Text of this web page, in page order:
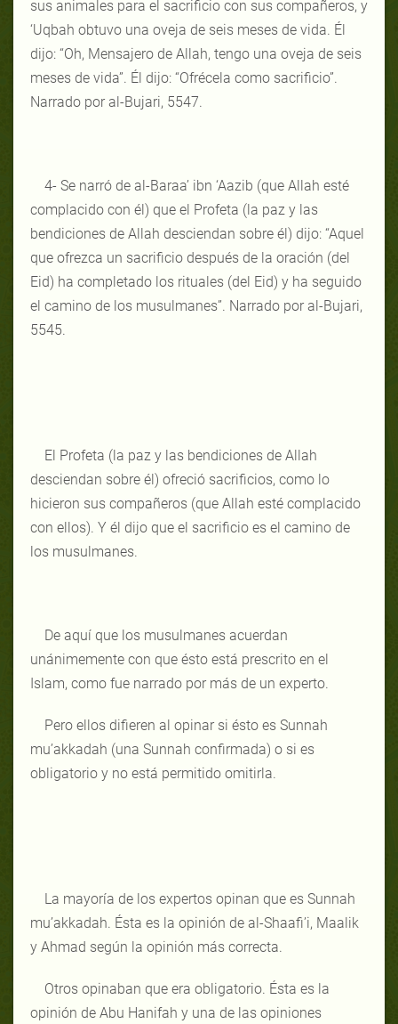
sus animales para el sacrificio con sus compañeros, y
‘Uqbah obtuvo una oveja de seis meses de vida. Él
dijo: “Oh, Mensajero de Allah, tengo una oveja de seis
meses de vida”. Él dijo: “Ofrécela como sacrificio”.
Narrado por al-Bujari, 5547.
4- Se narró de al-Baraa’ ibn ‘Aazib (que Allah esté
complacido con él) que el Profeta (la paz y las
bendiciones de Allah desciendan sobre él) dijo: “Aquel
que ofrezca un sacrificio después de la oración (del
Eid) ha completado los rituales (del Eid) y ha seguido
el camino de los musulmanes”. Narrado por al-Bujari,
5545.
El Profeta (la paz y las bendiciones de Allah
desciendan sobre él) ofreció sacrificios, como lo
hicieron sus compañeros (que Allah esté complacido
con ellos). Y él dijo que el sacrificio es el camino de
los musulmanes.
De aquí que los musulmanes acuerdan
unánimemente con que ésto está prescrito en el
Islam, como fue narrado por más de un experto.
Pero ellos difieren al opinar si ésto es Sunnah
mu’akkadah (una Sunnah confirmada) o si es
obligatorio y no está permitido omitirla.
La mayoría de los expertos opinan que es Sunnah
mu’akkadah. Ésta es la opinión de al-Shaafi’i, Maalik
y Ahmad según la opinión más correcta.
Otros opinaban que era obligatorio. Ésta es la
opinión de Abu Hanifah y una de las opiniones